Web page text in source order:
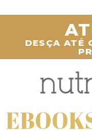
DESÇA ATÉ